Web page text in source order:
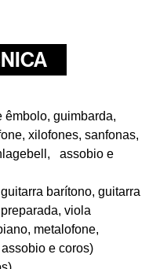
êmbolo, guimbarda,
xilofones, sanfonas,
assobio e
barítono, guitarra
viola
metalofone,
e coros)